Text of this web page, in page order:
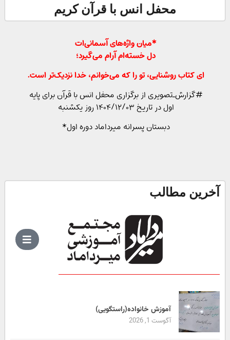
محفل انس با قرآن کریم
*میان واژه‌های آسمانی‌ات
دل خسته‌ام آرام می‌گیرد؛
ای کتاب روشنایی، تو را که می‌خوانم، خدا نزدیک‌تر است.
#گزارش_تصویری از برگزاری محفل انس با قرآن برای پایه
اول در تاریخ ۱۴۰۴/۱۲/۰۳ روز یکشنبه
دبستان پسرانه میرداماد دوره اول*
آخرین مطالب
آموزش خانواده(راستگویی)
آگوست 1, 2026